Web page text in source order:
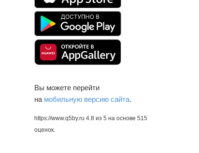
Вы можете перейти
на мобильную версию сайта.
https://www.q5by.ru 4.8 из 5 на основе 515
оценок.